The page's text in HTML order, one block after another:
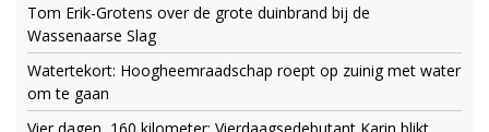
Tom Erik-Grotens over de grote duinbrand bij de
Wassenaarse Slag
Watertekort: Hoogheemraadschap roept op zuinig met water
om te gaan